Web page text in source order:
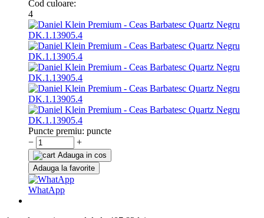
Cod culoare:
4
Puncte premiu: puncte
−
+
Adauga in cos
Adauga la favorite
WhatApp